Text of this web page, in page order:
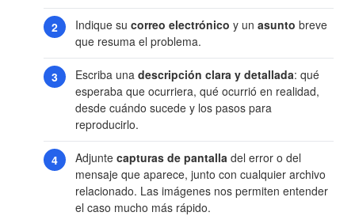
Indique su correo electrónico y un asunto breve
que resuma el problema.
Escriba una descripción clara y detallada: qué
esperaba que ocurriera, qué ocurrió en realidad,
desde cuándo sucede y los pasos para
reproducirlo.
Adjunte capturas de pantalla del error o del
mensaje que aparece, junto con cualquier archivo
relacionado. Las imágenes nos permiten entender
el caso mucho más rápido.